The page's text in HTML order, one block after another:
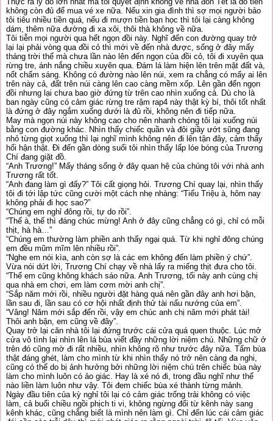
không còn đủ để mua vé xe nữa. Nếu xin gia đình thì sợ mọi người bảo
tôi tiêu nhiều tiền quá, nếu đi mượn tiền bạn học thì tôi lại càng không
dám, thêm nữa đường đi xa xôi, thôi thà không về nữa.
Tôi tiễn mọi người qua hết ngọn đồi này. Nghĩ đến con đường quay trở
lại lại phải vòng qua đồi cỏ thì mới về đến nhà được, sống ở đây mấy
tháng trời thế mà chưa lần nào lên đến ngọn của đồi cỏ, tôi đi xuyên qua
rừng tre, ánh nắng chiều xuyên qua. Đám lá làm hiện lên trên mặt đất và,
nốt chấm sáng. Không có đường nào lên núi, xem ra chẳng có mấy ai lên
trên này cả, đất trên núi càng lên cao càng mềm xốp. Lên gần đến ngọn
đồi nhưng lại chưa bao giờ đứng từ trên cao nhìn xuống cả. Dù cho là
ban ngày cũng có cảm giác rừng tre rậm rap4 này thật kỳ bí, thôi tốt nhất
là đứng ở đây ngắm xuống dưới là đủ rồi, không nên đi tiếp nữa.
May mà ngọn núi này không cao cho nên nhanh chóng tôi lại xuống núi
bằng con đường khác. Nhìn thấy chiếc quần và đôi giầy ướt sũng đang
nhỏ từng giọt xuống thì lại nghĩ mình không nên đi lên tận đây, cảm thấy
hối hận thật. Đi đến gần dòng suối tôi nhìn thấy lấp lóe bóng của Trương
Chí đang giặt đồ.
“Anh Trương!” Mấy tháng sống ở đây quan hệ của chúng tôi với nhà anh
Trương rất tốt.
“Anh đang làm gì đấy?” Tôi cất giọng hỏi. Trương Chí quay lại, nhìn thấy
tôi đi tới lập tức cũng cười một cách nhẹ nhàng: “Tiểu Triệu à, hôm nay
không phải đi học sao?”
“Chúng em nghỉ đông rồi, tự do rồi”.
“Thế à, thế thì đáng chúc mừng! Anh ở đây cũng chẳng có gì, chỉ có mỗi
thịt, hà hà…”
“Chúng em thường làm phiền anh thấy ngại quá. Từ khi nghỉ đông chúng
em đều mũm mĩm lên nhiều rồi”.
“Nghe em nói kìa, anh còn sợ là các em không đến làm phiền ý chứ”.
Vừa nói dứt lời, Trương Chí chạy về nhà lấy ra miếng thịt đưa cho tôi.
“Thế em cũng không khách sáo nữa. Anh Trương, tối này anh cùng chị
qua nhà em chơi, em làm cơm mời anh chị”.
“Sắp năm mới rồi, nhiều người đặt hàng quá nên gần đây anh hơi bận,
lần sau đi, lần sau có cơ hội nhất định thử tài nấu nướng của em”.
“Vâng! Năm mới sắp đến rồi, vậy em chúc anh chị năm mới phát tài!
Thôi anh bận, em cũng về đây”.
Quay trở lại căn nhà tôi lại đứng trước cái cửa quá quen thuộc. Lúc mở
cửa vô tình lại nhìn lên lá bùa viết đầy những lời niệm chú. Những chữ ở
trên đó cũng mờ đi rất nhiều, nhìn không rõ như trước đây nữa. Tấm bùa
thật đáng ghét, làm cho mình từ khi nhìn thấy nó trở nên càng đa nghi,
cũng có thể do bị ảnh hưởng bởi những lời niệm chú trên chiếc bùa này
làm cho mình luôn có ảo giác. Hay là xé nó đi, trong đầu nghĩ như thế
nào liền làm luôn như vậy. Tôi đem chiếc bùa xé thành từng mảnh.
Ngày đầu tiên của kỳ nghỉ tôi lại có cảm giác trống trải không có việc
làm, cả buổi chiều ngồi phịch ti vi, không ngừng đổi từ kênh này sang
kênh khác, cũng chẳng biết là mình nên làm gì. Chỉ đến lúc cái cảm giác